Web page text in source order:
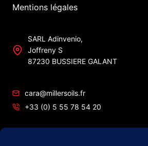
Mentions légales
SARL Adinvenio,
Joffreny S
87230 BUSSIERE GALANT
cara@millersoils.fr
+33 (0) 5 55 78 54 20